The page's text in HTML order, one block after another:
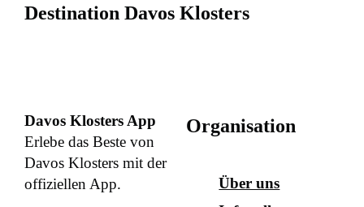
Destination Davos Klosters
Davos Klosters App
Erlebe das Beste von
Davos Klosters mit der
offiziellen App.
Organisation
Über uns